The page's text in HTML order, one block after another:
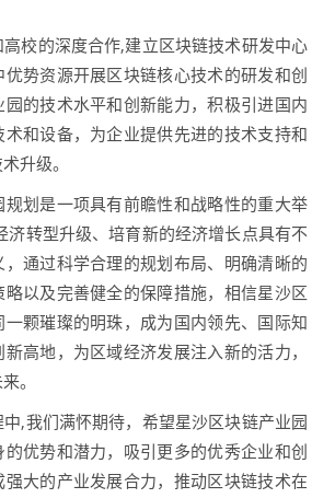
校的深度合作,建立区块链技术研发中心
势资源开展区块链核心技术的研发和创
的技术水平和创新能力，积极引进国内
和设备，为企业提供先进的技术支持和
升级。
规划是一项具有前瞻性和战略性的重大举
济转型升级、培育新的经济增长点具有不
通过科学合理的规划布局、明确清晰的
以及完善健全的保障措施，相信星沙区
颗璀璨的明珠，成为国内领先、国际知
高地，为区域经济发展注入新的活力，
。
,我们满怀期待，希望星沙区块链产业园
优势和潜力，吸引更多的优秀企业和创
大的产业发展合力，推动区块链技术在